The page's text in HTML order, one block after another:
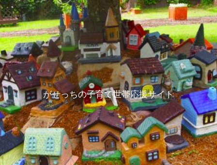
がせっちの子育て世帯応援サイト